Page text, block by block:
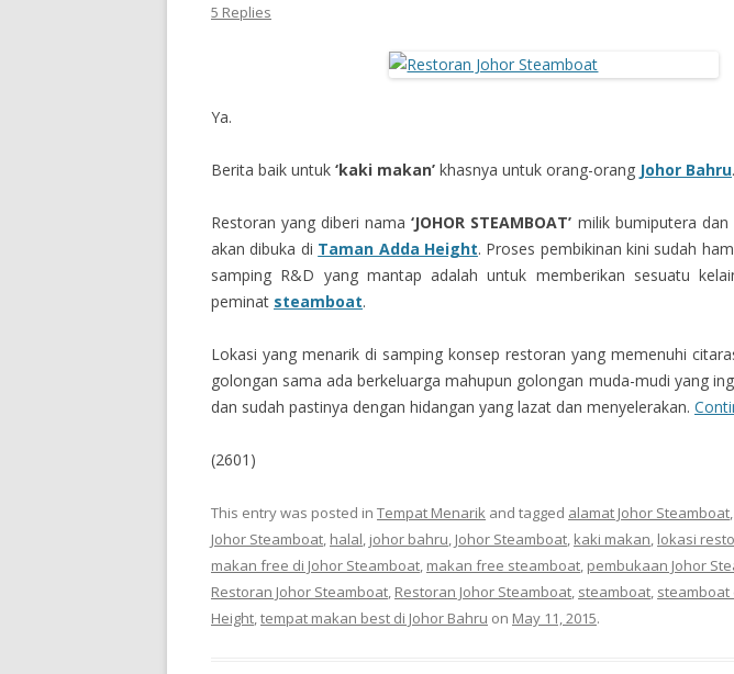
5 Replies
Ya.
Berita baik untuk ‘kaki makan’ khasnya untuk orang-orang Johor Bahru.
Restoran yang diberi nama‘JOHOR STEAMBOAT’ milik bumiputera dan
akan dibuka di Taman Adda Height. Proses pembikinan kini sudah
samping R&D yang mantap adalah untuk memberikan sesuatu
peminat steamboat.
Lokasi yang menarik di samping konsep restoran yang memenuhi
golongan sama ada berkeluarga mahupun golongan muda-mudi yang
dan sudah pastinya dengan hidangan yang lazat dan menyelerakan.
(2601)
This entry was posted in Tempat Menarik and tagged alamat Johor Steamboat,
Johor Steamboat, halal, johor bahru, Johor Steamboat, kaki makan, lokasi
makan free di Johor Steamboat, makan free steamboat, pembukaan Johor
Restoran Johor Steamboat, Restoran Johor Steamboat, steamboat, steamboat
Height,tempat makan best di Johor Bahru on May 11, 2015.